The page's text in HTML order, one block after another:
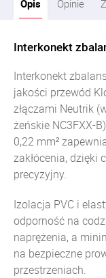
Opis Opinie
Interkonekt
Interkonekt
jakości przewód
złączami Neutrik
żeńskie NC3FXX-
0,22 mm²
zakłócenia, dzięki
precyzyjny.
Izolacja PVC i
odporność na
naprężenia, a
na bezpieczne
przestrzeniach.